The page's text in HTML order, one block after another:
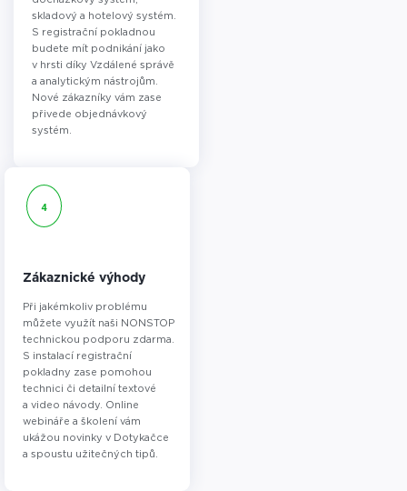
skladový a hotelový systém.
S registrační pokladnou
budete mít podnikání jako
v hrsti díky Vzdálené správě
a analytickým nástrojům.
Nové zákazníky vám zase
přivede objednávkový
systém.
4
Zákaznické výhody
Při jakémkoliv problému
můžete využít naši NONSTOP
technickou podporu zdarma.
S instalací registrační
pokladny zase pomohou
technici či detailní textové
a video návody. Online
webináře a školení vám
ukážou novinky v Dotykačce
a spoustu užitečných tipů.